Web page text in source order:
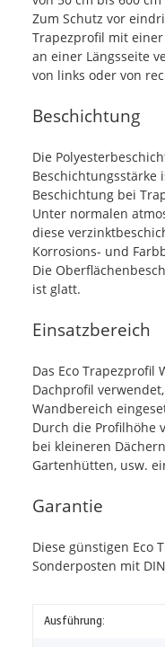
Zum Schutz vor
Trapezprofil mit
an einer Längsseite
von links oder von
Beschichtung
Die
Beschichtungsstärke
Beschichtung bei
Unter normalen
diese
Korrosions- und
Die
ist glatt.
Einsatzbereich
Das Eco Trapezprofil
Dachprofil
Wandbereich
Durch die Profilhöhe
bei kleineren
Gartenhütten, usw.
Garantie
Diese günstigen Eco
Sonderposten mit
Ausführung: